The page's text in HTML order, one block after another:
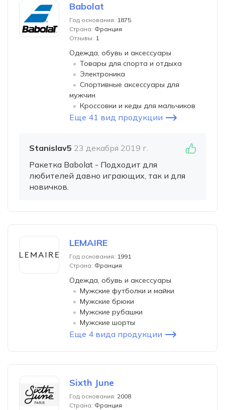
Babolat
Год основания: 1875
Страна: Франция
Отзывы: 1
Одежда, обувь и аксессуары
Товары для спорта и отдыха
Электроника
Спортивные аксессуары для
мужчин
Кроссовки и кеды для мальчиков
Еще 41 вид продукции
Stanislav5 23 декабря 2019 г.
Ракетка Babolat - Подходит для
любителей давно играющих, так и для
новичков.
LEMAIRE
Год основания: 1991
Страна: Франция
Одежда, обувь и аксессуары
Мужские футболки и майки
Мужские брюки
Мужские рубашки
Мужские шорты
Еще 4 вида продукции
Sixth June
Год основания: 2008
Страна: Франция